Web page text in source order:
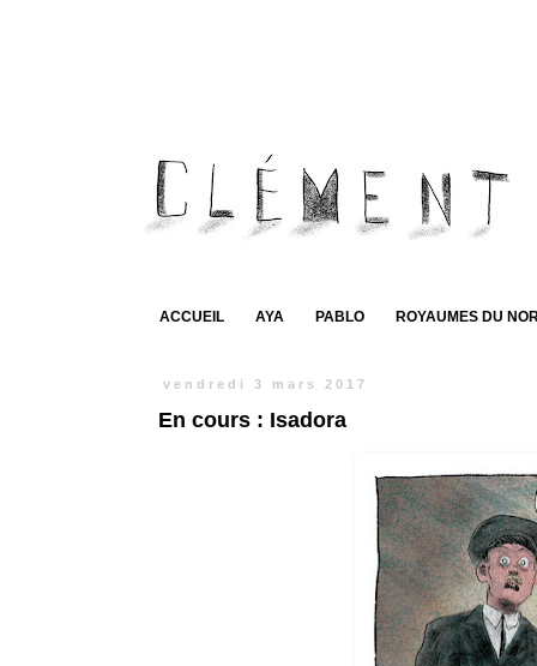
ACCUEIL AYA PABLO ROYAUMES DU
vendredi 3 mars 2017
En cours : Isadora